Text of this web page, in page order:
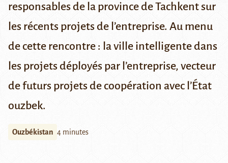
responsables de la province de Tachkent sur
les récents projets de l’entreprise. Au menu
de cette rencontre : la ville intelligente dans
les projets déployés par l’entreprise, vecteur
de futurs projets de coopération avec l’État
ouzbek.
Ouzbékistan 4 minutes